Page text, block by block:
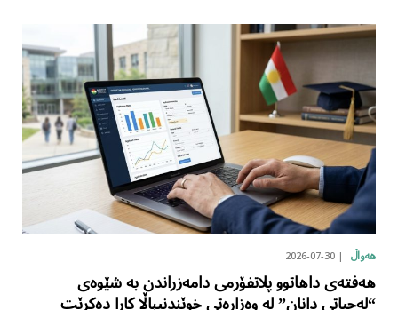
هەواڵ 2026-07-30
هەفتەی داهاتوو پلاتفۆرمی دامەزراندن بە شێوەی
“لەجیاتی دانان” لە وەزارەتی خوێندنیباڵا کارا دەکرێت